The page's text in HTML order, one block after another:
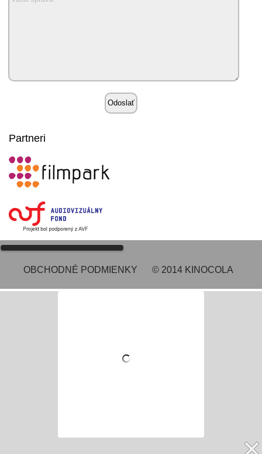
Partneri
OBCHODNÉ PODMIENKY © 2014 KINOCOLA